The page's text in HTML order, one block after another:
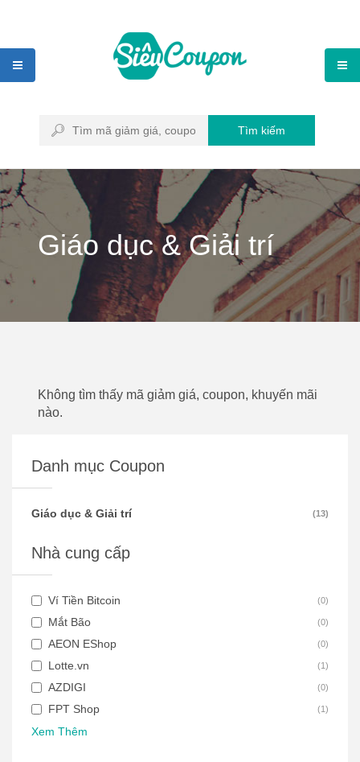
Tìm kiếm
Giáo dục & Giải trí
Không tìm thấy mã giảm giá, coupon, khuyến mãi
nào.
Danh mục Coupon
Giáo dục & Giải trí (13)
Nhà cung cấp
Ví Tiền Bitcoin (0)
Mắt Bão (0)
AEON EShop (0)
Lotte.vn (1 )
AZDIGI (0)
FPT Shop (1 )
Xem Thêm